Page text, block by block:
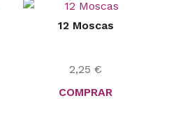
12 Moscas
2,25 €
COMPRAR